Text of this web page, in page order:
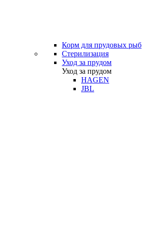
Корм для прудовых рыб
Стерилизация
Уход за прудом
Уход за прудом
HAGEN
JBL